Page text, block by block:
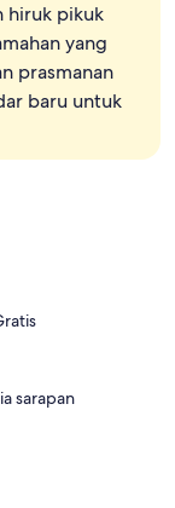
hiruk pikuk
yang
prasmanan
baru untuk
sarapan